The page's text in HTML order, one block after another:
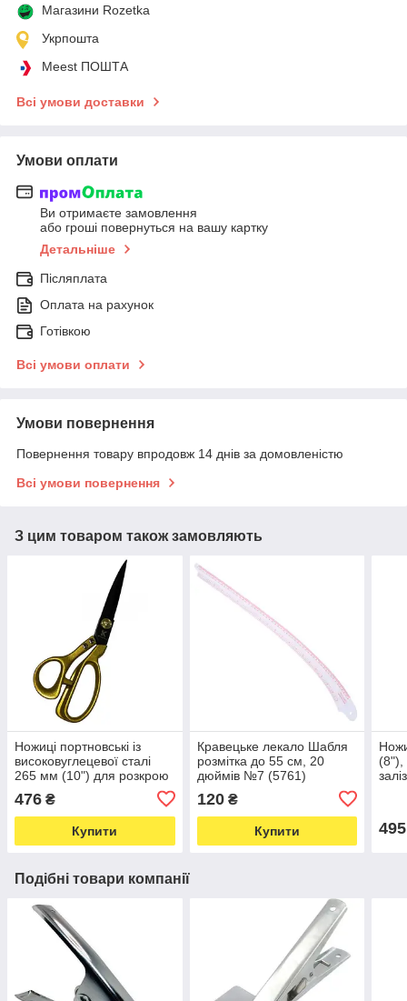
Магазини Rozetka
Укрпошта
Meest ПОШТА
Всі умови доставки
Умови оплати
Ви отримаєте замовлення
або гроші повернуться на вашу картку
Детальніше
Післяплата
Оплата на рахунок
Готівкою
Всі умови оплати
Умови повернення
Повернення товару впродовж 14 днів за домовленістю
Всі умови повернення
З цим товаром також замовляють
Ножиці портновські із
високовуглецевої сталі
265 мм (10") для розкрою
476 ₴
Купити
Кравецьке лекало Шабля
розмітка до 55 см, 20
дюймів №7 (5761)
120₴
Купити
(8"),
495
Подібні товари компанії